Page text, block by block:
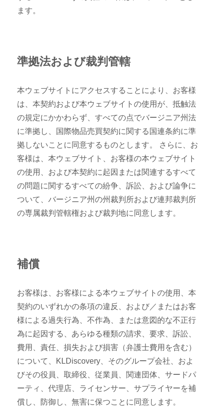
ます。
準拠法および裁判管轄
本ウェブサイトにアクセスすることにより、お客様
は、本契約および本ウェブサイトの使用が、抵触法
の規定にかかわらず、すべての点でバージニア州法
に準拠し、国際物品売買契約に関する国連条約に準
拠しないことに同意するものとします。 さらに、お
客様は、本ウェブサイト、お客様の本ウェブサイト
の使用、および本契約に起因または関連するすべて
の問題に関するすべての紛争、訴訟、および論争に
ついて、バージニア州の州裁判所および連邦裁判所
の専属裁判管轄権および裁判地に同意します。
補償
お客様は、お客様による本ウェブサイトの使用、本
契約のいずれかの条項の違反、および／またはお客
様による過失行為、不作為、または意図的な不正行
為に起因する、あらゆる種類の請求、要求、訴訟、
費用、責任、損失および損害（弁護士費用を含む）
について、KLDiscovery、そのグループ会社、およ
びその役員、取締役、従業員、関連団体、サードパ
ーティ、代理店、ライセンサー、サプライヤーを補
償し、防御し、無害に保つことに同意します。